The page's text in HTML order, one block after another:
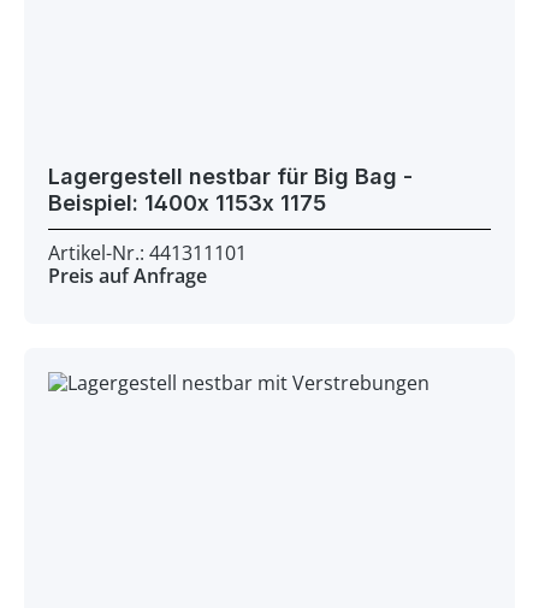
Lagergestell nestbar für Big Bag -
Beispiel: 1400x 1153x 1175
Artikel-Nr.: 441311101
Preis auf Anfrage